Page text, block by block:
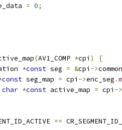
= 0;
(AV1_COMP *cpi )
{
*const seg = &cpi ->common
const seg_map = cpi ->enc_seg .
char *const active_map = cpi ->
==